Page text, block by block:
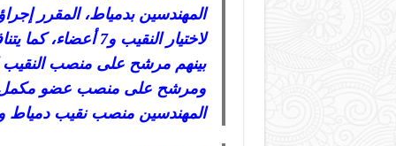
ومرشح على منصب عضو مكمل.
المهندسين منصب نقيب دمياط ويتنافس